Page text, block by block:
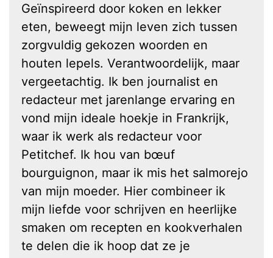
Geïnspireerd door koken en lekker
eten, beweegt mijn leven zich tussen
zorgvuldig gekozen woorden en
houten lepels. Verantwoordelijk, maar
vergeetachtig. Ik ben journalist en
redacteur met jarenlange ervaring en
vond mijn ideale hoekje in Frankrijk,
waar ik werk als redacteur voor
Petitchef. Ik hou van bœuf
bourguignon, maar ik mis het salmorejo
van mijn moeder. Hier combineer ik
mijn liefde voor schrijven en heerlijke
smaken om recepten en kookverhalen
te delen die ik hoop dat ze je